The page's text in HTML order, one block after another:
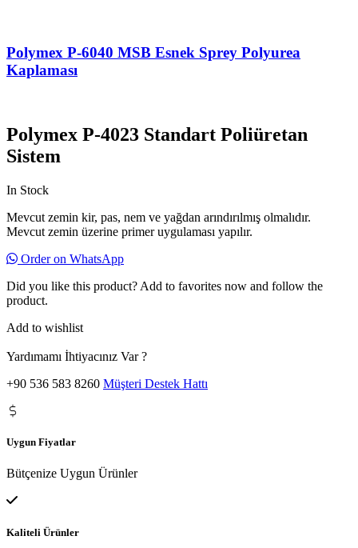
Polymex P-6040 MSB Esnek Sprey Polyurea
Kaplaması
Polymex P-4023 Standart Poliüretan
Sistem
In Stock
Mevcut zemin kir, pas, nem ve yağdan arındırılmış olmalıdır.
Mevcut zemin üzerine primer uygulaması yapılır.
Order on WhatsApp
Did you like this product? Add to favorites now and follow the
product.
Add to wishlist
Yardımamı İhtiyacınız Var ?
+90 536 583 8260 Müşteri Destek Hattı
Uygun Fiyatlar
Bütçenize Uygun Ürünler
Kaliteli Ürünler